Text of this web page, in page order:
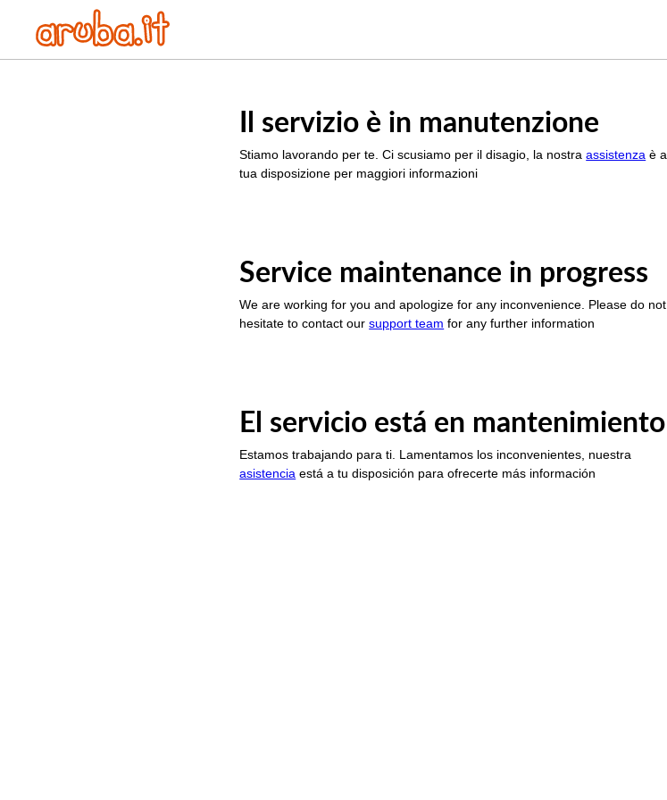
Il servizio è in manutenzione
Stiamo lavorando per te. Ci scusiamo per il disagio, la nostraassistenza è a
tua disposizione per maggiori informazioni
Service maintenance in progress
We are working for you and apologize for any inconvenience. Please do not
hesitate to contact oursupport team for any further information
El servicio está en mantenimiento
Estamos trabajando para ti. Lamentamos los inconvenientes, nuestra
asistencia está a tu disposición para ofrecerte más información